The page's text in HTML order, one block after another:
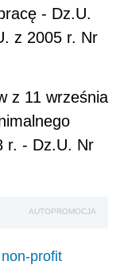
- Dz.U.
z 2005 r. Nr
z 11 września
r. - Dz.U. Nr
AUTOPROMOCJA
profit